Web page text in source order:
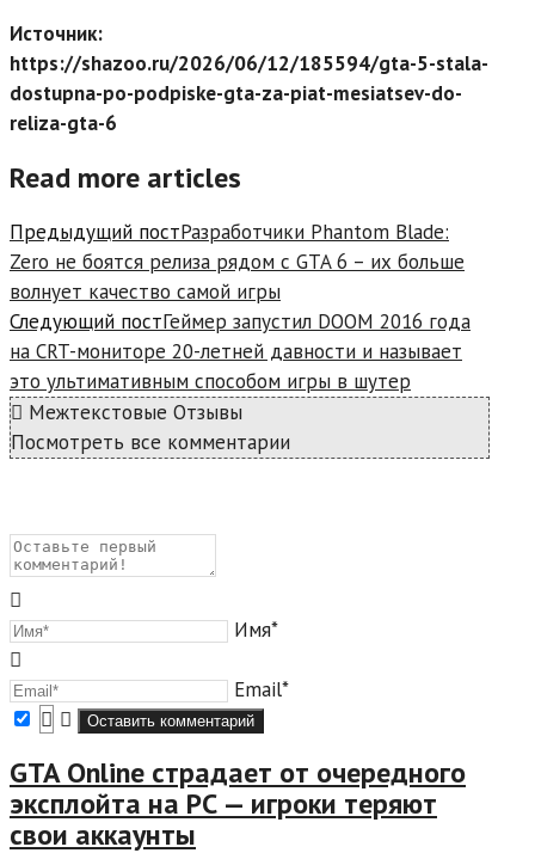
Источник:
https://shazoo.ru/2026/06/12/185594/gta-5-stala-
dostupna-po-podpiske-gta-za-piat-mesiatsev-do-
reliza-gta-6
Read more articles
Предыдущий постРазработчики Phantom Blade:
Zero не боятся релиза рядом с GTA 6 – их больше
волнует качество самой игры
Следующий постГеймер запустил DOOM 2016 года
на CRT-мониторе 20-летней давности и называет
это ультимативным способом игры в шутер
Межтекстовые Отзывы
Посмотреть все комментарии
Имя*
Email*
GTA Online страдает от очередного
эксплойта на PC — игроки теряют
свои аккаунты